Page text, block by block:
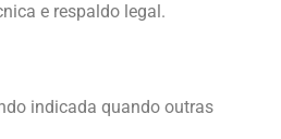
e respaldo legal.
indicada quando outras